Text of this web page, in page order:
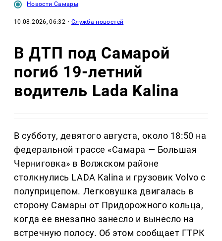
Новости Самары
10.08.2026, 06:32 · Служба новостей
В ДТП под Самарой
погиб 19-летний
водитель Lada Kalina
В субботу, девятого августа, около 18:50 на
федеральной трассе «Самара — Большая
Черниговка» в Волжском районе
столкнулись LADA Kalina и грузовик Volvo с
полуприцепом. Легковушка двигалась в
сторону Самары от Придорожного кольца,
когда ее внезапно занесло и вынесло на
встречную полосу. Об этом сообщает ГТРК